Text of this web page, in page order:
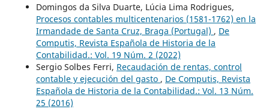
Domingos da Silva Duarte, Lúcia Lima Rodrigues,
Procesos contables multicentenarios (1581-1762) en la
Irmandade de Santa Cruz, Braga (Portugal) , De
Computis, Revista Española de Historia de la
Contabilidad.: Vol. 19 Núm. 2 (2022)
Sergio Solbes Ferri, Recaudación de rentas, control
contable y ejecución del gasto , De Computis, Revista
Española de Historia de la Contabilidad.: Vol. 13 Núm.
25 (2016)